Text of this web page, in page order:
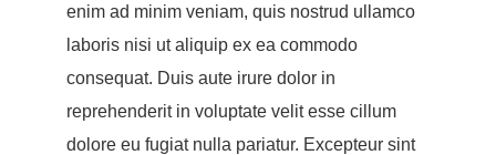
enim ad minim veniam, quis nostrud ullamco
laboris nisi ut aliquip ex ea commodo
consequat. Duis aute irure dolor in
reprehenderit in voluptate velit esse cillum
dolore eu fugiat nulla pariatur. Excepteur sint